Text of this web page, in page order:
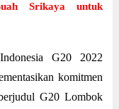
Srikaya untuk
G20 2022
komitmen
G20 Lombok